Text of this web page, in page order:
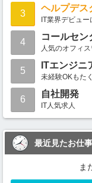
3
ヘルプデス
IT業界デビュー
4
コールセン
人気のオフィス
5
ITエンジニ
未経験OKもた
6
自社開発
IT人気求人
最近見たお仕事
ま